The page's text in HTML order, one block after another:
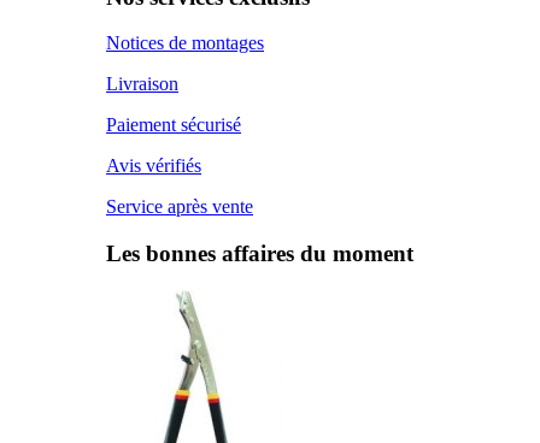
Notices de montages
Livraison
Paiement sécurisé
Avis vérifiés
Service après vente
Les bonnes affaires du moment